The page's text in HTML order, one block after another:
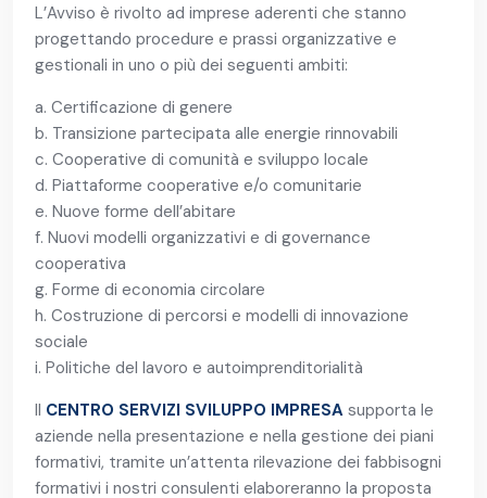
L’Avviso è rivolto ad imprese aderenti che stanno
progettando procedure e prassi organizzative e
gestionali in uno o più dei seguenti ambiti:
a. Certificazione di genere
b. Transizione partecipata alle energie rinnovabili
c. Cooperative di comunità e sviluppo locale
d. Piattaforme cooperative e/o comunitarie
e. Nuove forme dell’abitare
f. Nuovi modelli organizzativi e di governance
cooperativa
g. Forme di economia circolare
h. Costruzione di percorsi e modelli di innovazione
sociale
i. Politiche del lavoro e autoimprenditorialità
Il CENTRO SERVIZI SVILUPPO IMPRESA supporta le
aziende nella presentazione e nella gestione dei piani
formativi, tramite un’attenta rilevazione dei fabbisogni
formativi i nostri consulenti elaboreranno la proposta